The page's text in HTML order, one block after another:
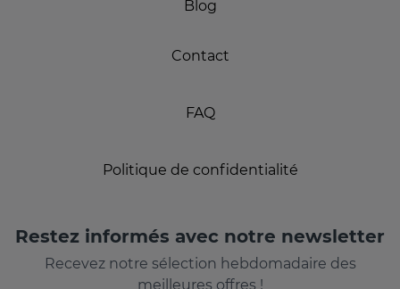
Blog
Contact
FAQ
Politique de confidentialité
Restez informés avec notre newsletter
Recevez notre sélection hebdomadaire des
meilleures offres !